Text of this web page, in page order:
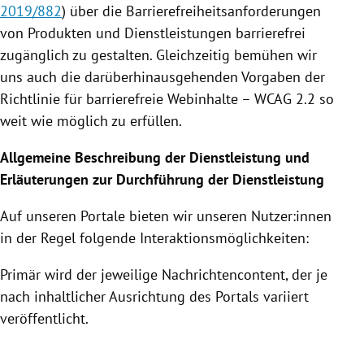
Untermenü
Untermenü
Untermenü
2019/882) über die Barrierefreiheitsanforderungen
von Produkten und Dienstleistungen barrierefrei
zugänglich zu gestalten. Gleichzeitig bemühen wir
uns auch die darüberhinausgehenden Vorgaben der
Richtlinie für barrierefreie Webinhalte – WCAG 2.2 so
weit wie möglich zu erfüllen.
Allgemeine Beschreibung der Dienstleistung und
Erläuterungen zur Durchführung der Dienstleistung
Auf unseren Portale bieten wir unseren Nutzer:innen
in der Regel folgende Interaktionsmöglichkeiten:
Primär wird der jeweilige Nachrichtencontent, der je
nach inhaltlicher Ausrichtung des Portals variiert
veröffentlicht.